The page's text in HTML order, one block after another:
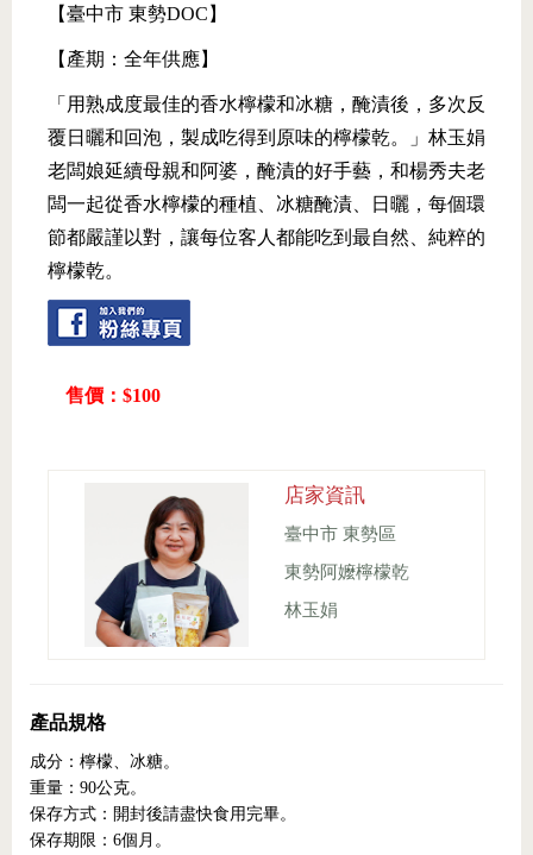
【臺中市 東勢DOC】
【產期：全年供應】
「用熟成度最佳的香水檸檬和冰糖，醃漬後，多次反
覆日曬和回泡，製成吃得到原味的檸檬乾。」林玉娟
老闆娘延續母親和阿婆，醃漬的好手藝，和楊秀夫老
闆一起從香水檸檬的種植、冰糖醃漬、日曬，每個環
節都嚴謹以對，讓每位客人都能吃到最自然、純粹的
檸檬乾。
售價：$100
店家資訊
臺中市 東勢區
東勢阿嬤檸檬乾
林玉娟
產品規格
成分：檸檬、冰糖。
重量：90公克。
保存方式：開封後請盡快食用完畢。
保存期限：6個月。